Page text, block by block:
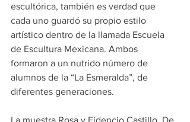
escultórica, también es verdad que
cada uno guardó su propio estilo
artístico dentro de la llamada Escuela
de Escultura Mexicana. Ambos
formaron a un nutrido número de
alumnos de la “La Esmeralda”, de
diferentes generaciones.
La muestra Rosa y Fidencio Castillo. De